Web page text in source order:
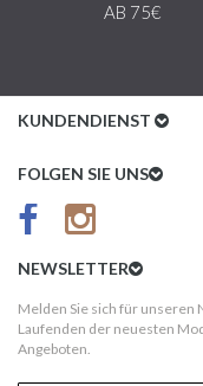
AB 75€
KUNDENDIENST
Kundenservice
AGB
Kundeninformationen
FOLGEN SIE UNS
NEWSLETTER
Melden Sie sich für unseren
Laufenden der neuesten
Angeboten.